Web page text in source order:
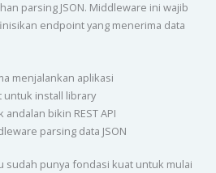
parsing JSON. Middleware ini wajib
endpoint yang menerima data
menjalankan aplikasi
install library
bikin REST API
parsing data JSON
sudah punya fondasi kuat untuk mulai